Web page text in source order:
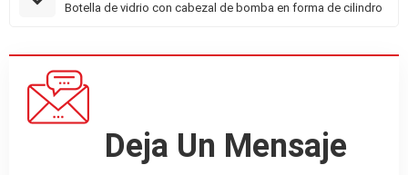
Botella de vidrio con cabezal de bomba en forma de cilindro
Deja Un Mensaje